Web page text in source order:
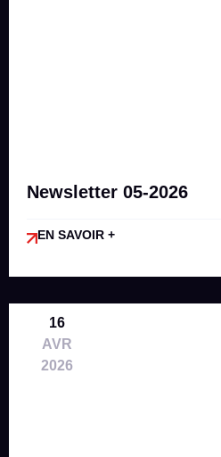
Newsletter 05-2026
EN SAVOIR +
16
AVR
2026